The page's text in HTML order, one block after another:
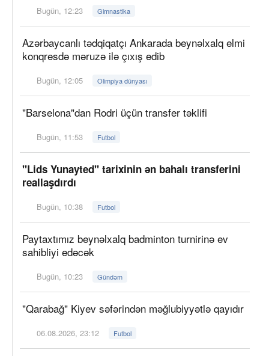
Bugün, 12:23 Gimnastika
Azərbaycanlı tədqiqatçı Ankarada beynəlxalq elmi
konqresdə məruzə ilə çıxış edib
Bugün, 12:05 Olimpiya dünyası
"Barselona"dan Rodri üçün transfer təklifi
Bugün, 11:53 Futbol
"Lids Yunayted" tarixinin ən bahalı transferini
reallaşdırdı
Bugün, 10:38 Futbol
Paytaxtımız beynəlxalq badminton turnirinə ev
sahibliyi edəcək
Bugün, 10:23 Gündəm
"Qarabağ" Kiyev səfərindən məğlubiyyətlə qayıdır
06.08.2026, 23:12 Futbol